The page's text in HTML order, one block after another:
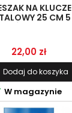
NA KLUCZE
25 CM 5
Cena
22,00 zł
Dodaj do koszyka
W magazynie